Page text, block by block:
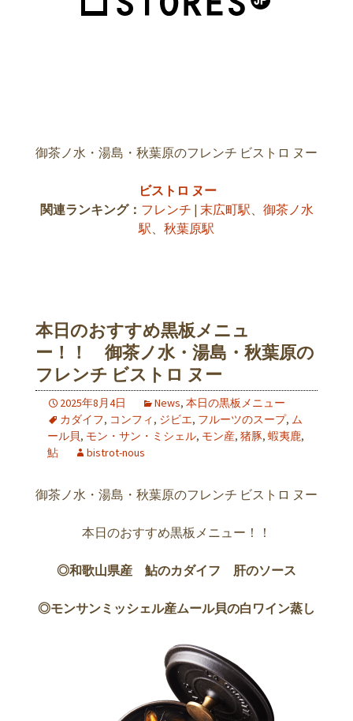
御茶ノ水・湯島・秋葉原のフレンチ ビストロ ヌー
ビストロ ヌー
関連ランキング： フレンチ | 末広町駅、 御茶ノ水
駅、 秋葉原駅
本日のおすすめ黒板メニュ
ー！！ 御茶ノ水・湯島・秋葉原の
フレンチ ビストロ ヌー
2025年8月4日 News, 本日の黒板メニュー
カダイフ, コンフィ , ジビエ, フルーツのスープ, ム
ール貝, モン・サン・ミシェル, モン産, 猪豚, 蝦夷鹿,
鮎
bistrot-nous
御茶ノ水・湯島・秋葉原のフレンチ ビストロ ヌー
本日のおすすめ黒板メニュー！！
◎和歌山県産 鮎のカダイフ 肝のソース
◎モンサンミッシェル産ムール貝の白ワイン蒸し